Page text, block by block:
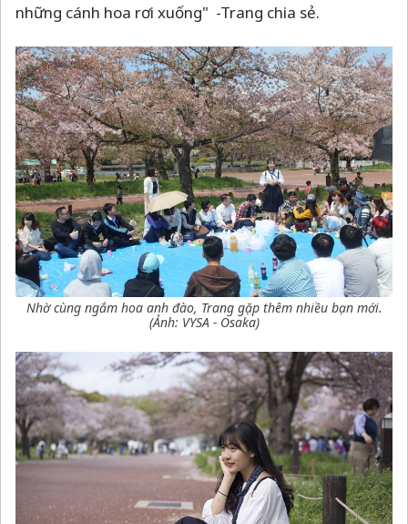
những cánh hoa rơi xuống" -Trang chia sẻ.
Nhờ cùng ngắm hoa anh đào, Trang gặp thêm nhiều bạn mới.
(Ảnh: VYSA - Osaka)